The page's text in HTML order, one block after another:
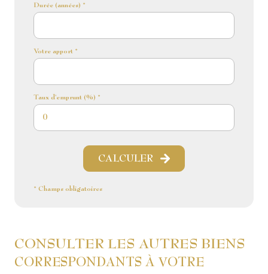
Durée (années) *
Votre apport *
Taux d'emprunt (%) *
CALCULER
* Champs obligatoires
CONSULTER LES AUTRES BIENS
CORRESPONDANTS À VOTRE